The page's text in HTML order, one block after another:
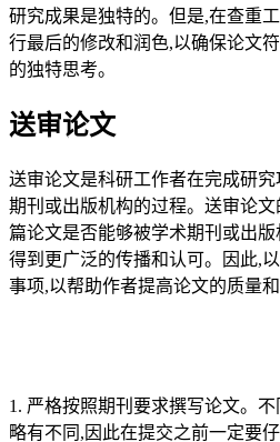
研究成果是独特的。但是,在查重
行最后的修改和润色,以确保论文
的独特思考。
送审论文
送审论文是科研工作者在完成研
期刊或出版机构的过程。送审论
篇论文是否能够被学术期刊或出
得到更广泛的传播和认可。因此,
事项,以帮助作者提高论文的质量
1. 严格按照期刊要求撰写论文。
略有不同,因此在提交之前一定要